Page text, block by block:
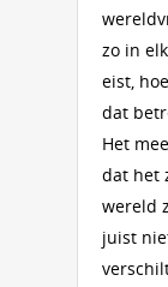
zo in
eist,
dat
Het
dat het
wereld
juist